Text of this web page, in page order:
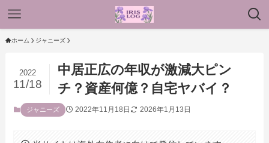
ホーム ジャニーズ
中居正広の年収が激減大ピン
チ？資産何億？自宅ヤバイ？
2022
11/18
ジャニーズ 2022年11月18日 2026年1月13日